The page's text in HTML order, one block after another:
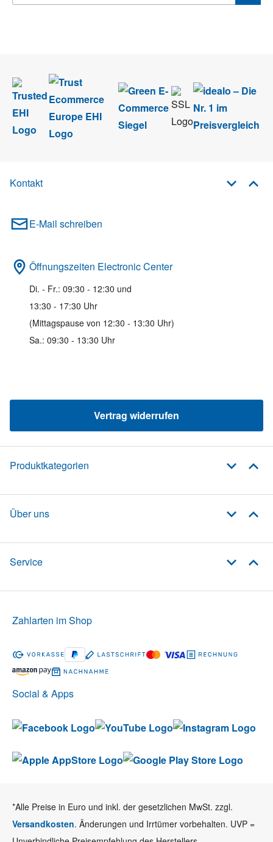
Kontakt
E-Mail schreiben
Öffnungszeiten Electronic Center
Di. - Fr.: 09:30 - 12:30 und
13:30 - 17:30 Uhr
(Mittagspause von 12:30 - 13:30 Uhr)
Sa.: 09:30 - 13:30 Uhr
Vertrag widerrufen
Produktkategorien
Über uns
Service
Social & Apps
Zahlarten im Shop
*Alle Preise in Euro und inkl. der gesetzlichen MwSt. zzgl.
Versandkosten. Änderungen und Irrtümer vorbehalten. UVP =